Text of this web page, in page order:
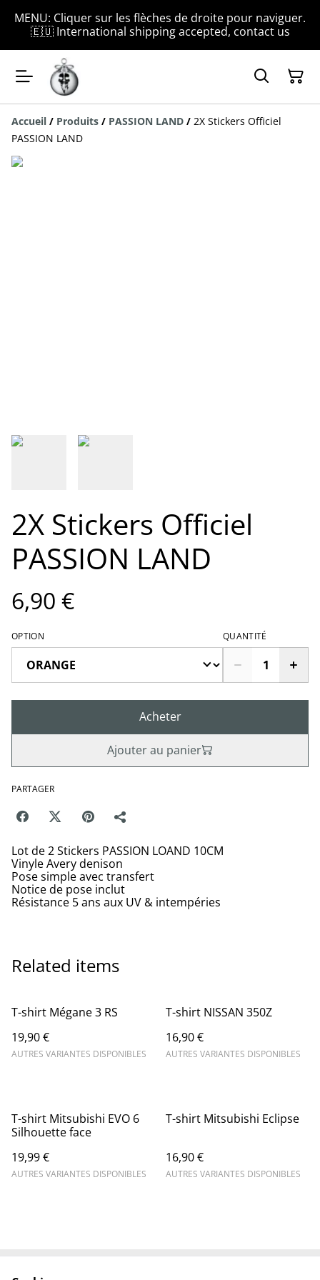
MENU: Cliquer sur les flèches de droite pour naviguer.
🇪🇺 International shipping accepted, contact us
Accueil / Produits / PASSION LAND / 2X Stickers Officiel
PASSION LAND
2X Stickers Officiel
PASSION LAND
6,90 €
OPTION QUANTITÉ
Acheter
Ajouter au panier
PARTAGER
Lot de 2 Stickers PASSION LOAND 10CM
Vinyle Avery denison
Pose simple avec transfert
Notice de pose inclut
Résistance 5 ans aux UV & intempéries
Related items
T-shirt Mégane 3 RS
19,90 €
AUTRES VARIANTES DISPONIBLES
T-shirt NISSAN 350Z
16,90 €
AUTRES VARIANTES DISPONIBLES
T-shirt Mitsubishi EVO 6
Silhouette face
19,99 €
AUTRES VARIANTES DISPONIBLES
T-shirt Mitsubishi Eclipse
16,90 €
AUTRES VARIANTES DISPONIBLES